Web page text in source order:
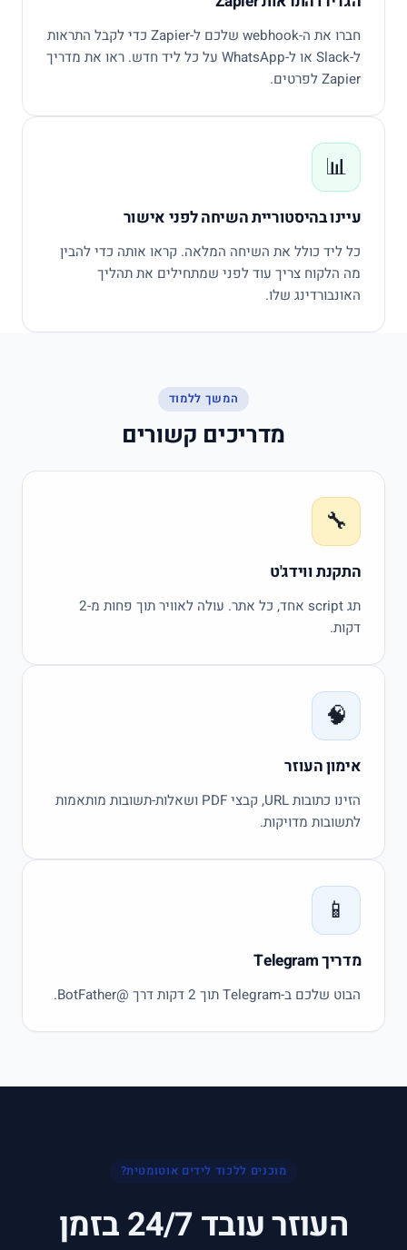
חברו את ה-webhookשלכם ל-Zapierכדי לקבל התראות
ל-Slackאו ל-WhatsAppעל כל ליד חדש. ראו את מדריך
Zapierלפרטים.
📊
עיינו בהיסטוריית השיחה לפני אישור
כל ליד כולל את השיחה המלאה. קראו אותה כדי להבין
מה הלקוח צריך עוד לפני שמתחילים את תהליך
האונבורדינג שלו.
המשך ללמוד
מדריכים קשורים
🔧
התקנת ווידג'ט
תגscript אחד, כל אתר. עולה לאוויר תוך פחות מ-2
דקות.
🧠
אימון העוזר
הזינו כתובותURL, קבציPDF ושאלות-תשובות מותאמות
לתשובות מדויקות.
📱
מדריךTelegram
הבוט שלכם ב-Telegramתוך 2דקות דרך @BotFather.
מוכנים ללכוד לידים אוטומטית?
העוזר עובד24/7בזמן